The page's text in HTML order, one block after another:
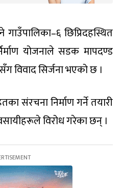
छिप्रिदहस्थित
योजनाले सडक मापदण्ड
विवाद सिर्जना भएको छ ।
संरचना निर्माण गर्ने तयारी
विरोध गरेका छन् ।